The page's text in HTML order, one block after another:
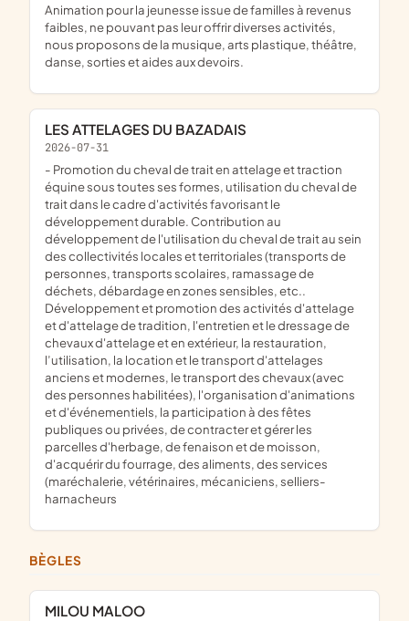
animation pour la jeunesse issue de familles à revenus
faibles, ne pouvant pas leur offrir diverses activités,
nous proposons de la musique, arts plastique, théâtre,
danse, sorties et aides aux devoirs.
LES ATTELAGES DU BAZADAIS
2026-07-31
- Promotion du cheval de trait en attelage et traction
équine sous toutes ses formes, utilisation du cheval de
trait dans le cadre d'activités favorisant le
développement durable. Contribution au
développement de l'utilisation du cheval de trait au sein
des collectivités locales et territoriales (transports de
personnes, transports scolaires, ramassage de
déchets, débardage en zones sensibles, etc..
Développement et promotion des activités d'attelage
et d'attelage de tradition, l'entretien et le dressage de
chevaux d'attelage et en extérieur, la restauration,
l’utilisation, la location et le transport d'attelages
anciens et modernes, le transport des chevaux (avec
des personnes habilitées), l'organisation d'animations
et d'événementiels, la participation à des fêtes
publiques ou privées, de contracter et gérer les
parcelles d'herbage, de fenaison et de moisson,
d'acquérir du fourrage, des aliments, des services
(maréchalerie, vétérinaires, mécaniciens, selliers-
harnacheurs
BÈGLES
MILOU MALOO